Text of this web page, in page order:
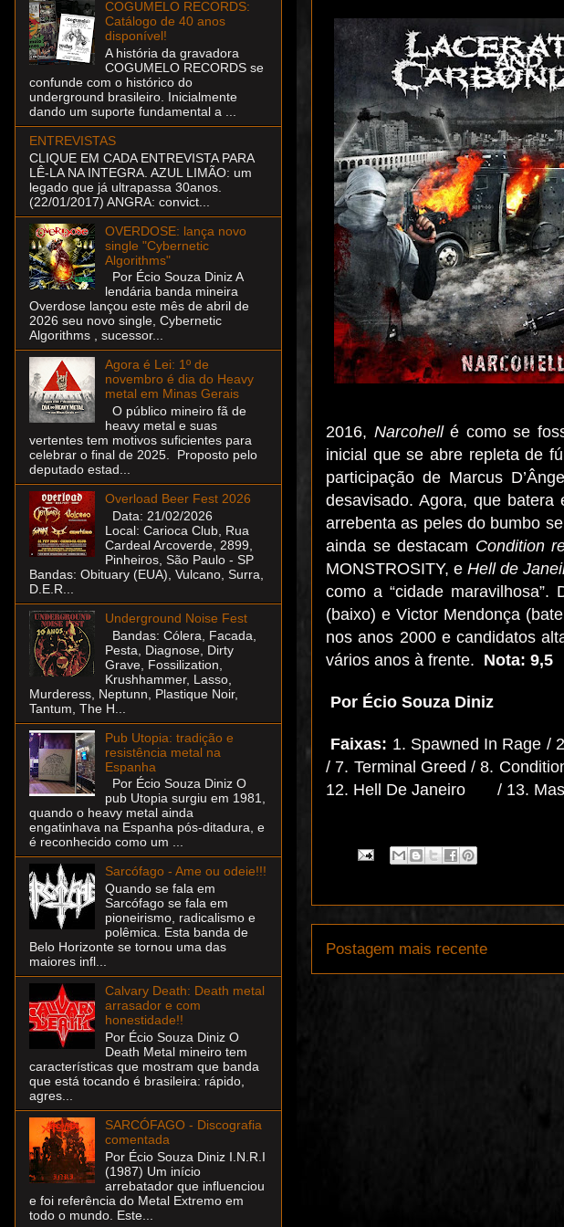
2016, Narcohellé como se
inicial que se abre repleta de
participação de Marcus
desavisado. Agora, que batera
arrebenta as peles do bumbo
ainda se destacam Condition
MONSTROSITY, eHell de
como a “cidade
(baixo) e Victor Mendonça
nos anos 2000 e candidatos
vários anos à frente. Nota: 9,5
Por Écio Souza Diniz
Faixas: 1. Spawned In Rage /
/ 7. Terminal Greed / 8.
12. Hell De Janeiro / 13.
Postagem mais recente
COGUMELO RECORDS:
Catálogo de 40 anos
disponível!
A história da gravadora
COGUMELO RECORDS se
confunde com o histórico do
underground brasileiro. Inicialmente
dando um suporte fundamental a ...
ENTREVISTAS
CLIQUE EM CADA ENTREVISTA PARA
LÊ-LA NA INTEGRA. AZUL LIMÃO: um
legado que já ultrapassa 30anos.
(22/01/2017) ANGRA: convict...
OVERDOSE: lança novo
single "Cybernetic
Algorithms"
Por Écio Souza Diniz A
lendária banda mineira
Overdose lançou este mês de abril de
2026 seu novo single, Cybernetic
Algorithms , sucessor...
Agora é Lei: 1º de
novembro é dia do Heavy
metal em Minas Gerais
O público mineiro fã de
heavy metal e suas
vertentes tem motivos suficientes para
celebrar o final de 2025. Proposto pelo
deputado estad...
Overload Beer Fest 2026
Data: 21/02/2026
Local: Carioca Club, Rua
Cardeal Arcoverde, 2899,
Pinheiros, São Paulo - SP
Bandas: Obituary (EUA), Vulcano, Surra,
D.E.R...
Underground Noise Fest
Bandas: Cólera, Facada,
Pesta, Diagnose, Dirty
Grave, Fossilization,
Krushhammer, Lasso,
Murderess, Neptunn, Plastique Noir,
Tantum, The H...
Pub Utopia: tradição e
resistência metal na
Espanha
Por Écio Souza Diniz O
pub Utopia surgiu em 1981,
quando o heavy metal ainda
engatinhava na Espanha pós-ditadura, e
é reconhecido como um ...
Sarcófago - Ame ou odeie!!!
Quando se fala em
Sarcófago se fala em
pioneirismo, radicalismo e
polêmica. Esta banda de
Belo Horizonte se tornou uma das
maiores infl...
Calvary Death: Death metal
arrasador e com
honestidade!!
Por Écio Souza Diniz O
Death Metal mineiro tem
características que mostram que banda
que está tocando é brasileira: rápido,
agres...
SARCÓFAGO - Discografia
comentada
Por Écio Souza Diniz I.N.R.I
(1987) Um início
arrebatador que influenciou
e foi referência do Metal Extremo em
todo o mundo. Este...